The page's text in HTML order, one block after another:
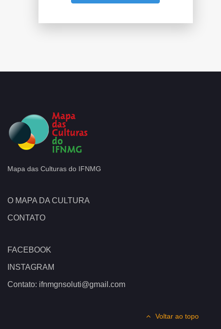
Mapa das Culturas do IFNMG
O MAPA DA CULTURA
CONTATO
FACEBOOK
INSTAGRAM
Contato: ifnmgnsoluti@gmail.com
Voltar ao topo